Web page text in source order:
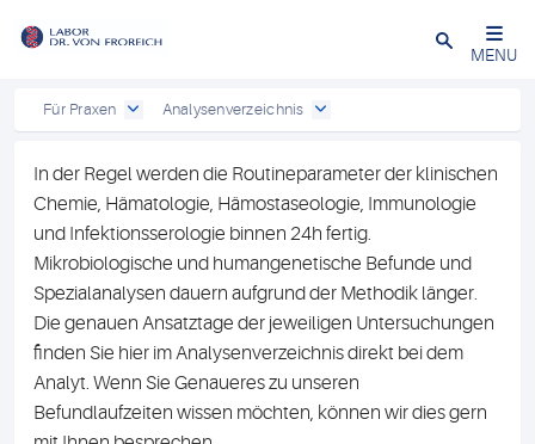
Close
MENU
Für Praxen Analysenverzeichnis
In der Regel werden die Routineparameter der klinischen
Chemie, Hämatologie, Hämostaseologie, Immunologie
und Infektionsserologie binnen 24h fertig.
Mikrobiologische und humangenetische Befunde und
Spezialanalysen dauern aufgrund der Methodik länger.
Die genauen Ansatztage der jeweiligen Untersuchungen
finden Sie hier im Analysenverzeichnis direkt bei dem
Analyt. Wenn Sie Genaueres zu unseren
Befundlaufzeiten wissen möchten, können wir dies gern